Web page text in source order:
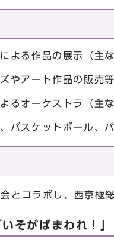
よる作品の展示（主
やアート作品の販売
るオーケストラ（主
バスケットボール、
とコラボし、西京極
そがばまわれ！」